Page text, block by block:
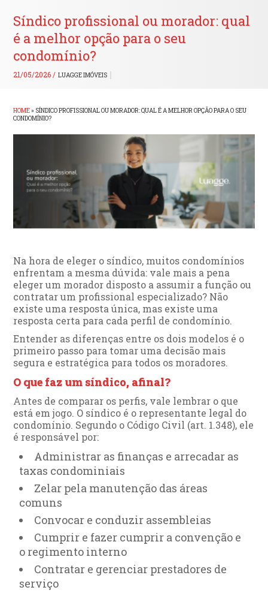
Síndico profissional ou morador: qual
é a melhor opção para o seu
condomínio?
21/05/2026 / LUAGGE IMÓVEIS
HOME» SÍNDICO PROFISSIONAL OU MORADOR: QUAL É A MELHOR OPÇÃO PARA O SEU
CONDOMÍNIO?
Na hora de eleger o síndico, muitos condomínios
enfrentam a mesma dúvida: vale mais a pena
eleger um morador disposto a assumir a função ou
contratar um profissional especializado? Não
existe uma resposta única, mas existe uma
resposta certa para cada perfil de condomínio.
Entender as diferenças entre os dois modelos é o
primeiro passo para tomar uma decisão mais
segura e estratégica para todos os moradores.
O que faz um síndico, afinal?
Antes de comparar os perfis, vale lembrar o que
está em jogo. O síndico é o representante legal do
condomínio. Segundo o Código Civil (art. 1.348), ele
é responsável por:
Administrar as finanças e arrecadar as
taxas condominiais
Zelar pela manutenção das áreas
comuns
Convocar e conduzir assembleias
Cumprir e fazer cumprir a convenção e
o regimento interno
Contratar e gerenciar prestadores de
serviço